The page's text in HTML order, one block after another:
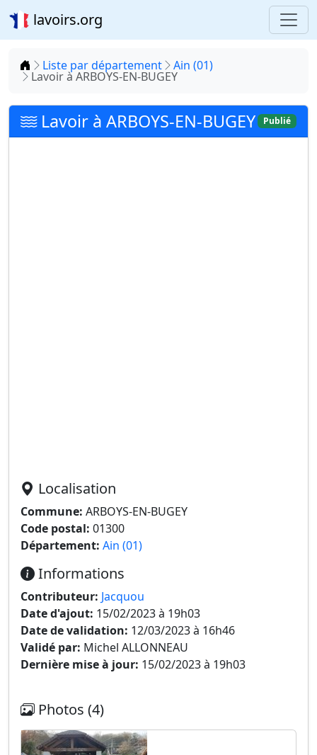
lavoirs.org
Accueil
Liste par département Ain (01)
Lavoir à ARBOYS-EN-BUGEY
Lavoir à ARBOYS-EN-BUGEY Publié
Localisation
Commune: ARBOYS-EN-BUGEY
Code postal: 01300
Département: Ain (01)
Informations
Contributeur: Jacquou
Date d'ajout: 15/02/2023 à 19h03
Date de validation: 12/03/2023 à 16h46
Validé par: Michel ALLONNEAU
Dernière mise à jour: 15/02/2023 à 19h03
Photos (4)